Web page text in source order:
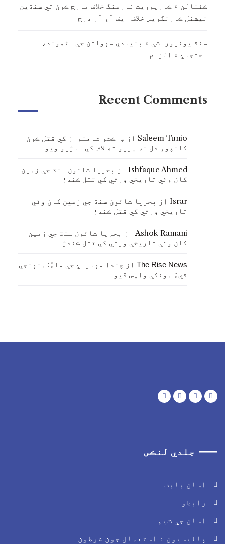
ڪئنالن ۽ ڪارپوريٽ فارمنگ خلاف مارچ ڪرڻ تي سنڌين
نيشنل ڪارنگريس خلاف ايف آءِ آر درج
سنڌ يونيورسٽي ۾ بنيادي سهولتن جي اڻھوند،
احتجاج ۽ الزام
Recent Comments
Saleem Tunio از ڊاڪٽر شاهنواز کي قتل ڪرڻ
کانپوءِ دل نه ڀريو ته لاش کي ساڙيو ويو
Ishfaque Ahmed از
بحريا ٽائون سنڌ جي زمين
کان وٺي تاريخي ورثي کي قتل ڪندڙ
Israr از
بحريا ٽائون سنڌ جي زمين کان وٺي
تاريخي ورثي کي قتل ڪندڙ
Ashok Ramani از
بحريا ٽائون سنڌ جي زمين
کان وٺي تاريخي ورثي کي قتل ڪندڙ
The Rise News از چندا مهاراج جي ماءُ: منهنجي
ڌيءَ مونکي واپس ڏيو
جلدي لنڪس
اسان بابت
رابطو
اسان جي ٽيم
پاليسيون ۽ استعمال جون شرطون